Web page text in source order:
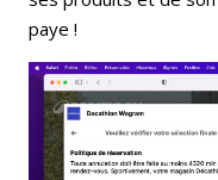
paye !